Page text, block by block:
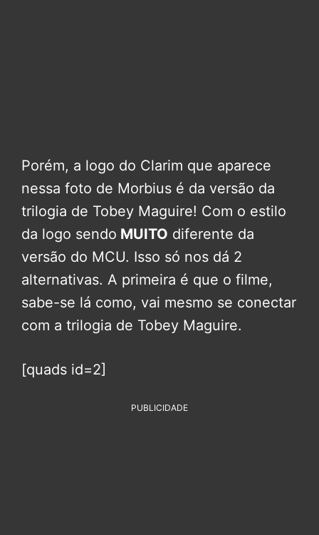
Porém, a logo do Clarim que aparece
nessa foto de Morbius é da versão da
trilogia de Tobey Maguire! Com o estilo
da logo sendo MUITO diferente da
versão do MCU. Isso só nos dá 2
alternativas. A primeira é que o filme,
sabe-se lá como, vai mesmo se conectar
com a trilogia de Tobey Maguire.
[quads id=2]
PUBLICIDADE